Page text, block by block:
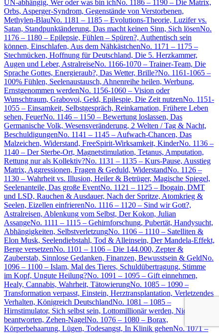
UN-abhängig, Wer oder was bin ichNo. 1186 – 1190 – Die Matrix,
Orbs, Asperger-Syndrom, Gegenstände von Verstorbenen,
Methylen-BlauNo. 1181 – 1185 – Evolutions-Theorie, Luzifer vs.
Satan, Standpunktänderung, Das macht keinen Sinn, Sich lösenNo.
1176 – 1180 – Epilepsie, Fühlen – Spüren?, Authentisch sein
können, Einschlafen, Aus dem NähkästchenNo. 1171 – 1175 –
Stechmücken, Hoffnung für Deutschland, Die 5. Herzkammer,
Augen und Leber, AstralreiseNo. 1166-1070 – Trainer-Team, Die
Sprache Gottes, Energieraub?, Das Wetter, Brille?No. 1161-1065 –
100% Fühlen, Seelenaustausch, Ahnenreihe heilen, Werbung,
Ernstgenommen werdenNo. 1156-1060 – Vision oder
Wunschtraum, Grabovoi, Geld, Epilespie, Die Zeit nutzenNo. 1151-
1055 – Einsamkeit, Selbstgespräch, Reinkarnation, Frühere Leben
sehen, FeuerNo. 1146 – 1150 – Bewertung loslassen, Das
Germanische Volk, Wesensveränderung, 2 Welten / Tag & Nacht,
BeschuldigungenNo. 1141 – 1145 – Aufwach-Chancen, Das
Malzeichen, Widerstand, FreeSpirit-Wirksamkeit, KinderNo. 1136 –
1140 – Der Sterbe-Ort, Magnetstimulation, Tetanus, Amputation,
Rettung nur als Kollektiv?No. 1131 – 1135 – Kurs-Pause, Ausstieg
Matrix, Aggressionen, Fragen & Geduld, WiderstandNo. 1126 –
1130 – Wahrheit vs. Illusion, Heiler & Betrüger, Magische Spiegel,
Seelenanteile, Das große EventNo. 1121 – 1125 – Ibogain, DMT
und LSD, Rauchen & Ausdauer, Nach der Spritze, Atomkrieg &
Seelen, Eizellen einfrierenNo. 1116 – 1120 – Sind wir Gott?,
Astralreisen, Ablenkung vom Selbst, Der Kokon, Julian
AssangeNo. 1111 – 1115 – Gehirnforschung, Pubertät, Handysucht,
Abhängigkeiten, SelbstverletzungNo. 1106 – 1110 – Satelliten &
Elon Musk, Seelendiebstahl, Tod & Alleinsein, Der Mandela-Effekt,
Berge versetzenNo. 1101 – 1106 – Die 144.000, Zepter &
Zauberstab, Sinnlose Gedanken, Finanzen, Bewusstsein & GeldNo.
1096 – 1100 – Islam, Mal des Tieres, Schuldübertragung, Stimme
im Kopf, Ungute Heilung?No. 1091 – 1095 – Gift einnehmen,
Healy, Cannabis, Wahrheit, TätowierungNo. 1085 – 1090 –
Transformation verpasst, Einstein, Herztransplantation, Verletzendes
Verhalten, Königreich DeutschlandNo. 1081 – 1085 –
Hirnstimulator, Sich selbst sein, Lottomillionär werden, Nicht
beantworten, Zehen-NagelNo. 1076 – 1080 – Borax,
Körperbehaarung, Lügen, Todesangst, In Klinik gehenNo. 1071 –